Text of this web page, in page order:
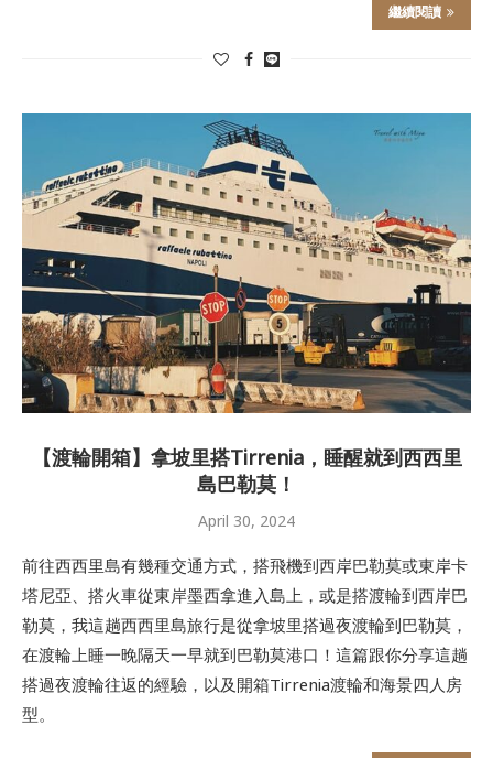
繼續閱讀
【渡輪開箱】拿坡里搭Tirrenia，睡醒就到西西里
島巴勒莫！
April 30, 2024
前往西西里島有幾種交通方式，搭飛機到西岸巴勒莫或東岸卡
塔尼亞、搭火車從東岸墨西拿進入島上，或是搭渡輪到西岸巴
勒莫，我這趟西西里島旅行是從拿坡里搭過夜渡輪到巴勒莫，
在渡輪上睡一晚隔天一早就到巴勒莫港口！這篇跟你分享這趟
搭過夜渡輪往返的經驗，以及開箱Tirrenia渡輪和海景四人房
型。